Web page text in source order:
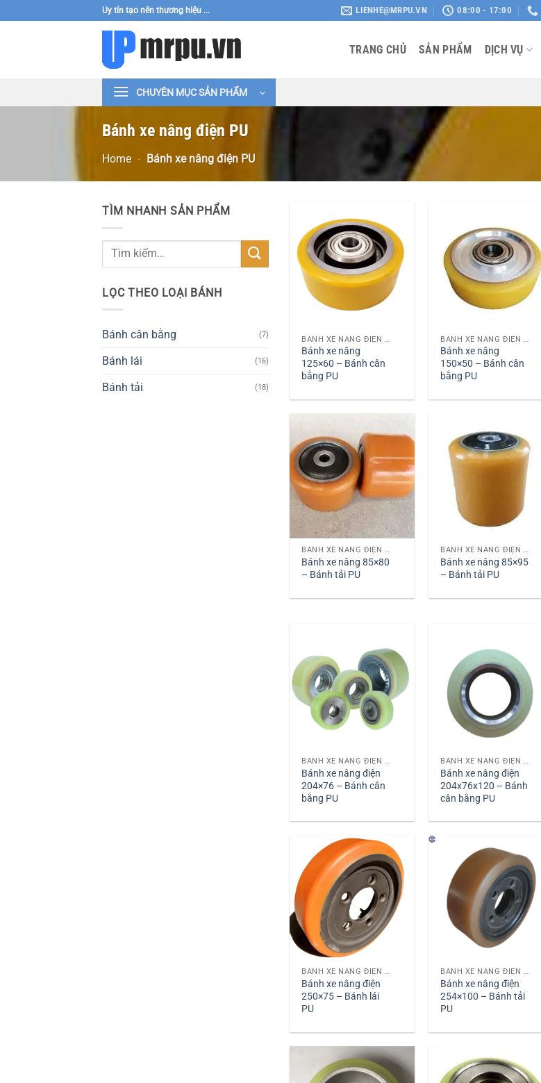
Uy tín tạo nên thương hiệu ... LIENHE@MRPU.VN 08:00 - 17:00
TRANG CHỦ SẢN PHẨM DỊCH VỤ
CHUYÊN MỤC SẢN PHẨM
Bánh xe nâng điện PU
Home - Bánh xe nâng điện PU
TÌM NHANH SẢN PHẨM
Tìm
kiếm:
LỌC THEO LOẠI BÁNH
Bánh cân bằng (7)
Bánh lái (16)
Bánh tải (18)
Bánh xe nâng
125×60 – Bánh cân
bằng PU
Bánh xe nâng
150×50 – Bánh cân
bằng PU
BÁNH XE NÂNG ĐIỆN PU
Bánh xe nâng 85×80
– Bánh tải PU
BÁNH XE NÂNG ĐIỆN PU
Bánh xe nâng 85×95
– Bánh tải PU
BÁNH XE NÂNG ĐIỆN PU
Bánh xe nâng điện
204×76 – Bánh cân
bằng PU
BÁNH XE NÂNG ĐIỆN PU
Bánh xe nâng điện
204x76x120 – Bánh
cân bằng PU
BÁNH XE NÂNG ĐIỆN PU
Bánh xe nâng điện
250×75 – Bánh lái
PU
BÁNH XE NÂNG ĐIỆN PU
Bánh xe nâng điện
254×100 – Bánh tải
PU